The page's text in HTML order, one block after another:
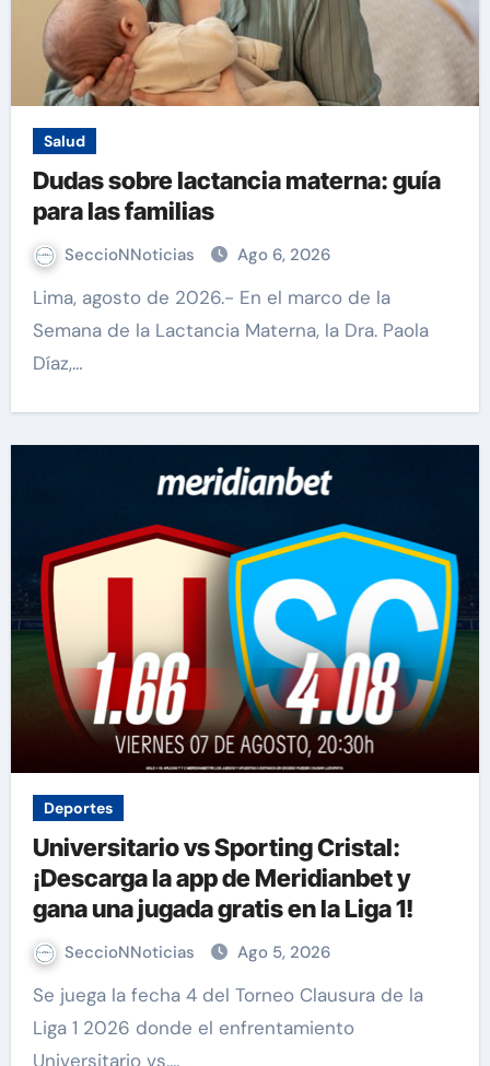
Salud
Dudas sobre lactancia materna: guía
para las familias
SeccioNNoticias Ago 6, 2026
Lima, agosto de 2026.- En el marco de la
Semana de la Lactancia Materna, la Dra. Paola
Díaz,…
Deportes
Universitario vs Sporting Cristal:
¡Descarga la app de Meridianbet y
gana una jugada gratis en la Liga 1!
SeccioNNoticias Ago 5, 2026
Se juega la fecha 4 del Torneo Clausura de la
Liga 1 2026 donde el enfrentamiento
Universitario vs.…